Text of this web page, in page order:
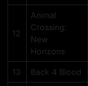
12
Animal
Crossing:
New
Horizons
13 Back 4 Blood